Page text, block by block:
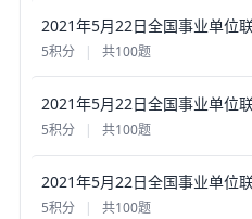
5积分 | 共100题
5积分 | 共100题
5积分 | 共100题